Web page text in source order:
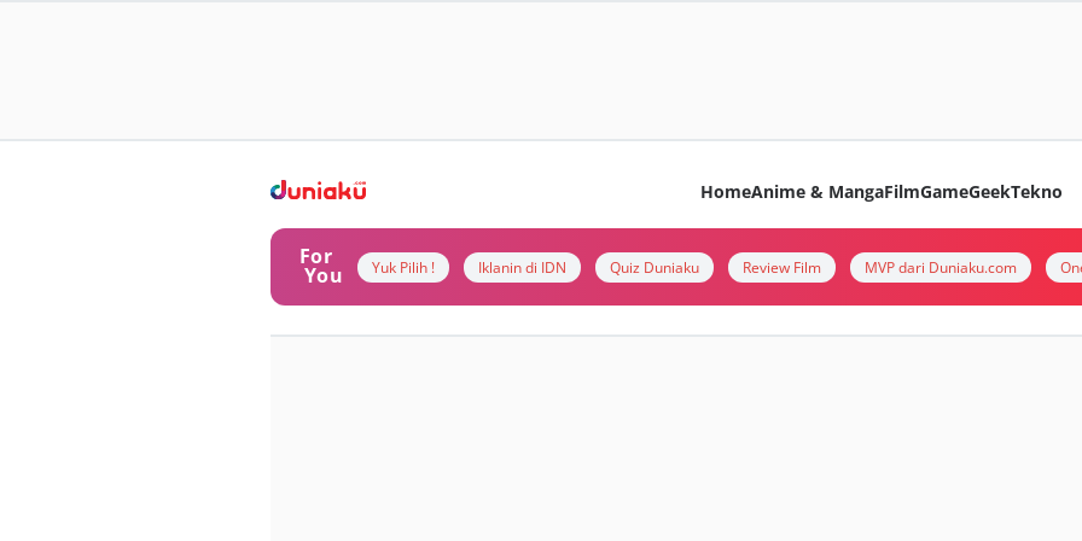
HomeAnime & MangaFilmGameGeekTekno
For
You Yuk Pilih ! Iklanin di IDN Quiz Duniaku Review Film MVP dari Duniaku.com